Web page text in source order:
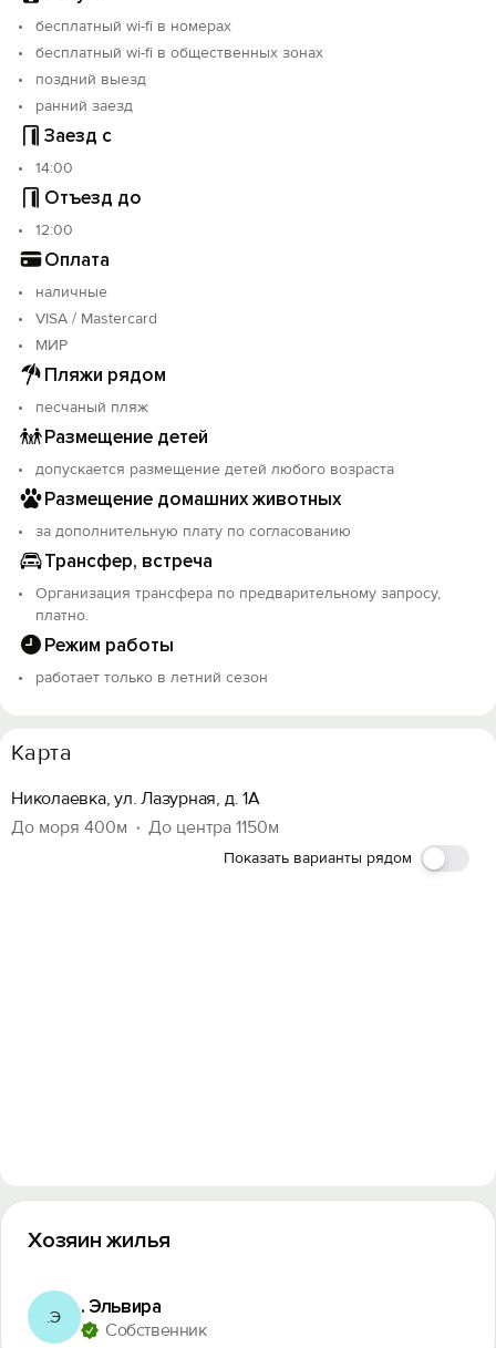
бесплатный wi-fi в номерах
бесплатный wi-fi в общественных зонах
поздний выезд
ранний заезд
Заезд с
14:00
Отъезд до
12:00
Оплата
наличные
VISA / Mastercard
МИР
Пляжи рядом
песчаный пляж
Размещение детей
допускается размещение детей любого возраста
Размещение домашних животных
за дополнительную плату по согласованию
Трансфер, встреча
Организация трансфера по предварительному запросу,
платно.
Режим работы
работает только в летний сезон
Карта
Николаевка, ул. Лазурная, д. 1А
До моря 400м
До центра 1150м
Показать варианты рядом
Хозяин жилья
.Э . Эльвира
Собственник